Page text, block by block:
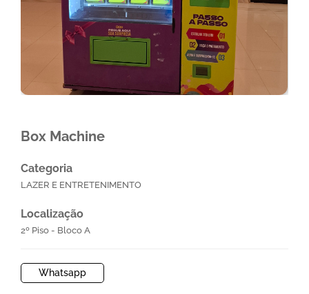
Box Machine
Categoria
LAZER E ENTRETENIMENTO
Localização
2º Piso - Bloco A
Whatsapp